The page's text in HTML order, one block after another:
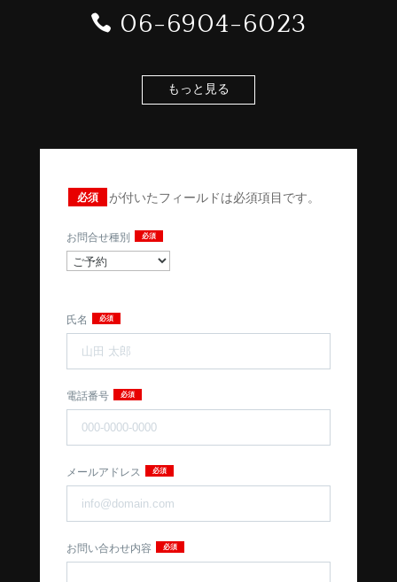
 06-6904-6023
もっと見る
が付いたフィールドは必須項目です。
お問合せ種別
氏名
電話番号
メールアドレス
お問い合わせ内容